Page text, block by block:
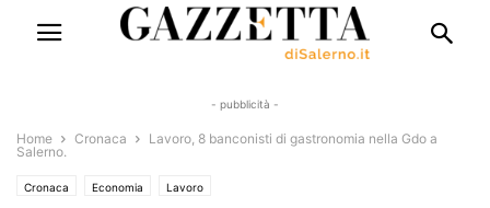
- pubblicità -
Home Cronaca
Lavoro, 8 banconisti di gastronomia nella Gdo a
Salerno.
Cronaca Economia Lavoro